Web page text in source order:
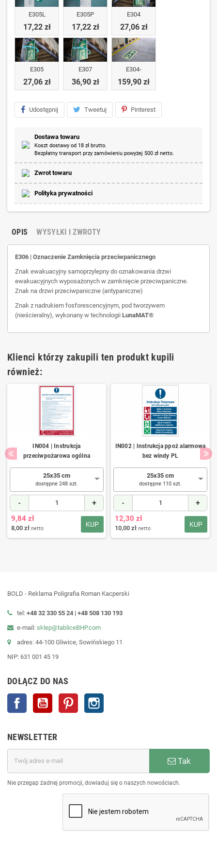
E305L
17,22 zł
E305P
17,22 zł
E304
27,06 zł
E305
27,06 zł
E307
36,90 zł
E304-
159,90 zł
Udostępnij Tweetuj Pinterest
Dostawa towaru
Koszt dostawy od 18 zł brutto.
Bezpłatny transport przy zamówieniu powyżej 500 zł netto.
Zwrot towaru
Polityka prywatności
OPIS WYSYŁKI I ZWROTY
E306 | Oznaczenie Zamknięcia przeciwpanicznego
Znak ewakuacyjny samoprzylepny do oznakowania drzwi
ewakuacyjnych wyposażonych w zamknięcie przeciwpaniczne.
Znak na drzwi przeciwpaniczne (antypaniczne)
Znak z nadrukiem fosforescencyjnym, pod tworzywem
(nieścieralny), wykonany w technologii LunaMAT®
Klienci którzy zakupili ten produkt kupili
również:
IN004 | Instrukcja
przeciwpożarowa ogólna
25x35 cm
dostępne 248 szt.
- +
KUP
9,84 zł
8,00 zł netto
IN002 | Instrukcja ppoż alarmowa
bez windy PL
25x35 cm
dostępne 110 szt.
- +
KUP
12,30 zł
10,00 zł netto
BOLD - Reklama Poligrafia Roman Kacperski
tel: +48 32 330 55 24 | +48 508 130 193
e-mail: sklep@tabliceBHP.com
adres: 44-100 Gliwice, Sowińskiego 11
NIP: 631 001 45 19
DOŁĄCZ DO NAS
Facebook YouTube Pinterest
NEWSLETTER
Tak
Nie przegap żadnej promocji, dowiaduj się o naszych nowościach.